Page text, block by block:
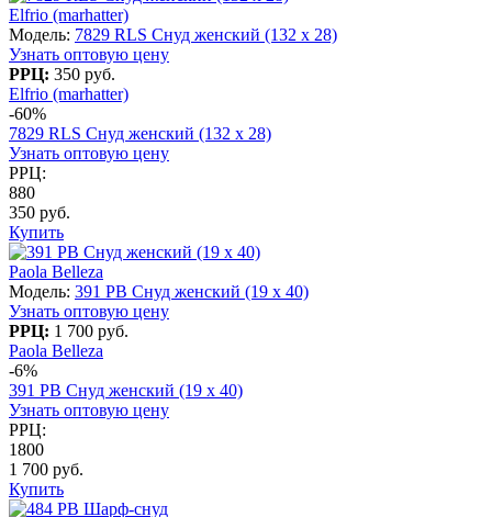
Elfrio (marhatter)
Модель: 7829 RLS Снуд женский (132 х 28)
Узнать оптовую цену
РРЦ: 350 руб.
Elfrio (marhatter)
-60%
7829 RLS Снуд женский (132 х 28)
Узнать оптовую цену
РРЦ:
880
350 руб.
Купить
Paola Belleza
Модель: 391 PB Снуд женский (19 x 40)
Узнать оптовую цену
РРЦ: 1 700 руб.
Paola Belleza
-6%
391 PB Снуд женский (19 x 40)
Узнать оптовую цену
РРЦ:
1800
1 700 руб.
Купить